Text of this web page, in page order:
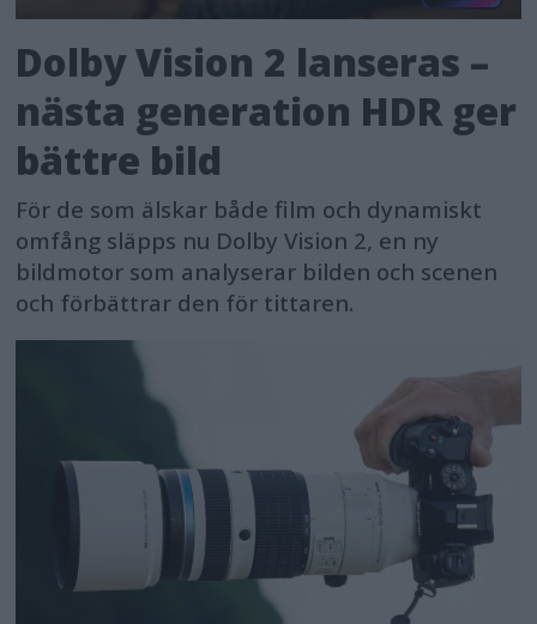
Dolby Vision 2 lanseras –
nästa generation HDR ger
bättre bild
För de som älskar både film och dynamiskt
omfång släpps nu Dolby Vision 2, en ny
bildmotor som analyserar bilden och scenen
och förbättrar den för tittaren.